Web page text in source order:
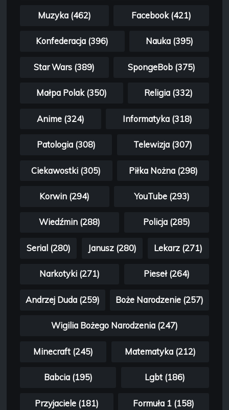
Muzyka (462) Facebook (421)
Konfederacja (396) Nauka (395)
Star Wars (389) SpongeBob (375)
Małpa Polak (350) Religia (332)
Anime (324) Informatyka (318)
Patologia (308) Telewizja (307)
Ciekawostki (305) Piłka Nożna (298)
Korwin (294) YouTube (293)
Wiedźmin (288) Policja (285)
Serial (280) Janusz (280) Lekarz (271)
Narkotyki (271) Pieseł (264)
Andrzej Duda (259) Boże Narodzenie (257)
Wigilia Bożego Narodzenia (247)
Minecraft (245) Matematyka (212)
Babcia (195) Lgbt (186)
Przyjaciele (181) Formuła 1 (158)